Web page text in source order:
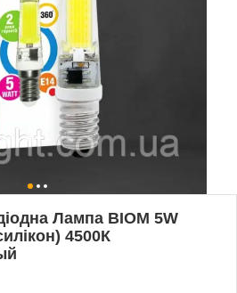
Лампа BIOM 5W
4500К